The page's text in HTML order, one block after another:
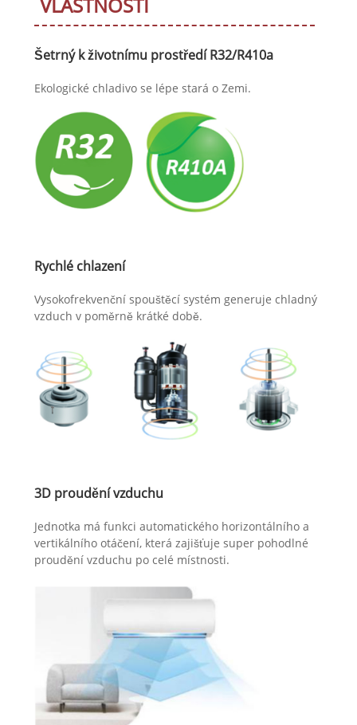
Šetrný k životnímu prostředí R32/R410a
Ekologické chladivo se lépe stará o Zemi.
Rychlé chlazení
Vysokofrekvenční spouštěcí systém generuje chladný
vzduch v poměrně krátké době.
3D proudění vzduchu
Jednotka má funkci automatického horizontálního a
vertikálního otáčení, která zajišťuje super pohodlné
proudění vzduchu po celé místnosti.